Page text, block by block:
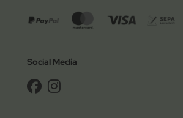
Social Media